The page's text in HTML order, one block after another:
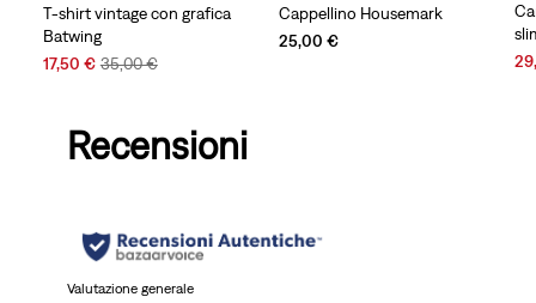
T-shirt vintage con grafica
Batwing
Sale
17,50 €Original
35,00 €
Cappellino Housemark
25,00 €
Recensioni
Valutazione generale